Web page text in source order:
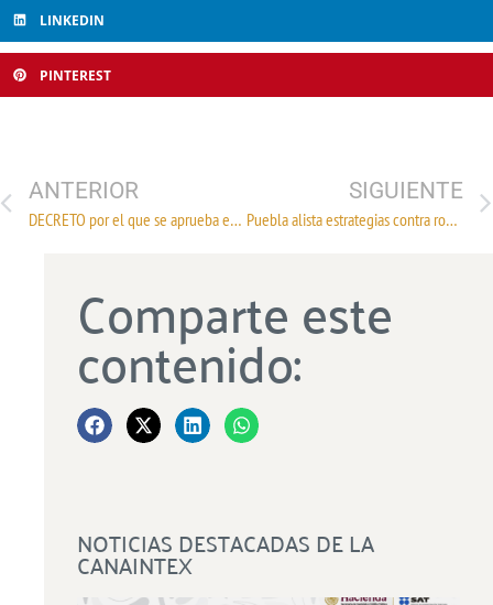
LINKEDIN
PINTEREST
ANTERIOR
DECRETO por el que se aprueba el Programa Especial para la Productividad y la Competitividad 2020-2024
SIGUIENTE
Puebla alista estrategias contra robo al transporte
Comparte este
contenido:
NOTICIAS DESTACADAS DE LA
CANAINTEX